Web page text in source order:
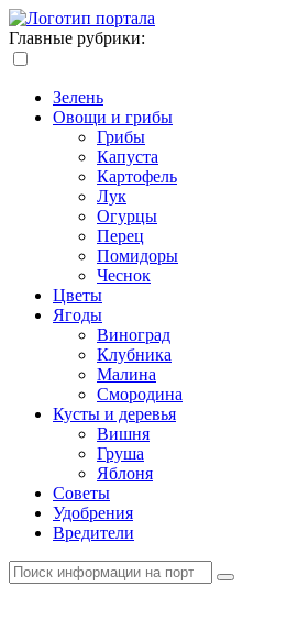
Главные рубрики:
Зелень
Овощи и грибы
Грибы
Капуста
Картофель
Лук
Огурцы
Перец
Помидоры
Чеснок
Цветы
Ягоды
Виноград
Клубника
Малина
Смородина
Кусты и деревья
Вишня
Груша
Яблоня
Советы
Удобрения
Вредители